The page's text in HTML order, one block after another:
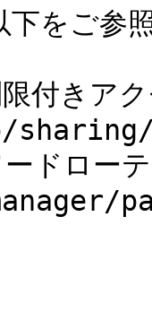
下をご参
付き
ドロ